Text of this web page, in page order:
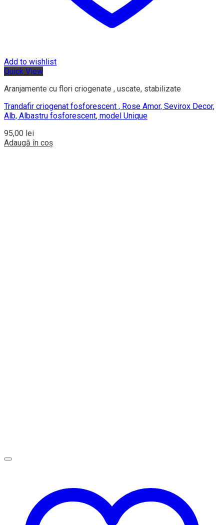
Add to wishlist
Quick View
Aranjamente cu flori criogenate , uscate, stabilizate
Trandafir criogenat fosforescent , Rose Amor, Sevirox Decor,
Alb, Albastru fosforescent, model Unique
95,00 lei
Adaugă în coș